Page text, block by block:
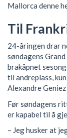
Mallorca denne
Til
24-åringen drar
søndagens
brakåpnet
til andreplass,
Alexandre
Før søndagens
er kapabel til å
– Jeg husker at